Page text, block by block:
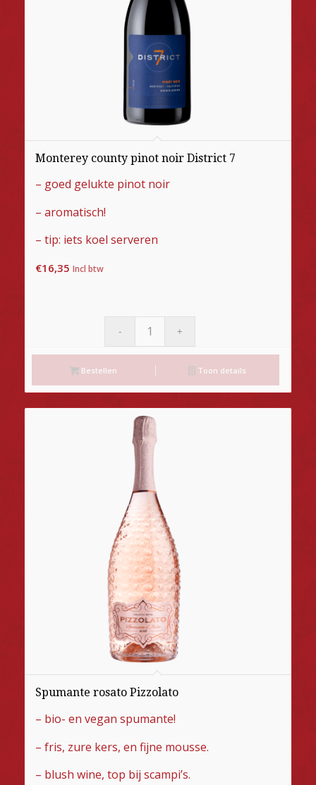
Monterey county pinot noir District 7
– goed gelukte pinot noir
– aromatisch!
– tip: iets koel serveren
€16,35 Incl btw
Bestellen Toon details
Spumante rosato Pizzolato
– bio- en vegan spumante!
– fris, zure kers, en fijne mousse.
– blush wine, top bij scampi’s.